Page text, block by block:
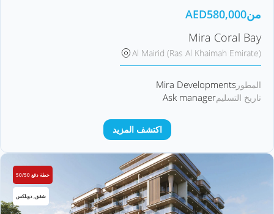
من AED580,000
Mira Coral Bay
Al Mairid (Ras Al Khaimah Emirate)
المطور Mira Developments
تاريخ التسليمAsk manager
اكتشف المزيد
خطة دفع 50/50
شقق, دوبلكس